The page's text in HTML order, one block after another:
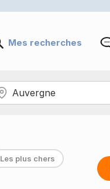
Mes recherches
Les plus chers